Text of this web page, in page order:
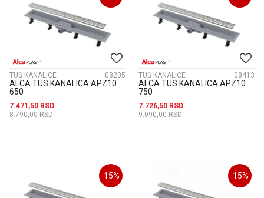
TUŠ KANALICE 08205
ALCA TUS KANALICA APZ10
650
7.471,50 RSD
8.790,00RSD
TUŠ KANALICE 08413
ALCA TUS KANALICA APZ10
750
7.726,50 RSD
9.090,00RSD
15% 15%